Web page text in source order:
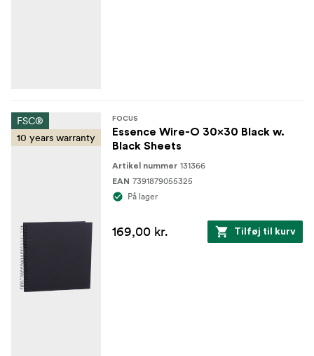
FSC®
10 years warranty
FOCUS
Essence Wire-O 30x30 Black w.
Black Sheets
Artikel nummer 131366
EAN 7391879055325
På lager
169,00 kr. Tilføj til kurv